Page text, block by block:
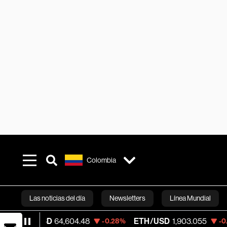
Colombia
Las noticias del día Newsletters Línea Mundial
Bloomberg
64,604.48 -0.28% ETH/USD 1,903.055 -0.66% Visa